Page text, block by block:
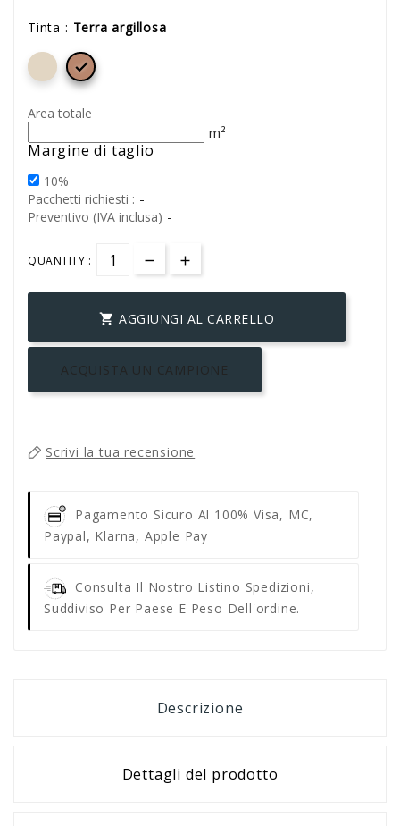
Tinta : Terra argillosa

Area totale
m²
Margine di taglio
10%
Pacchetti richiesti : -
Preventivo (IVA inclusa) -
QUANTITY :
 AGGIUNGI AL CARRELLO
ACQUISTA UN CAMPIONE
Scrivi la tua recensione
Pagamento Sicuro Al 100%Visa, MC,
Paypal, Klarna, Apple Pay
Consulta Il Nostro Listino Spedizioni,
Suddiviso Per Paese E Peso Dell'ordine.
Descrizione
Dettagli del prodotto